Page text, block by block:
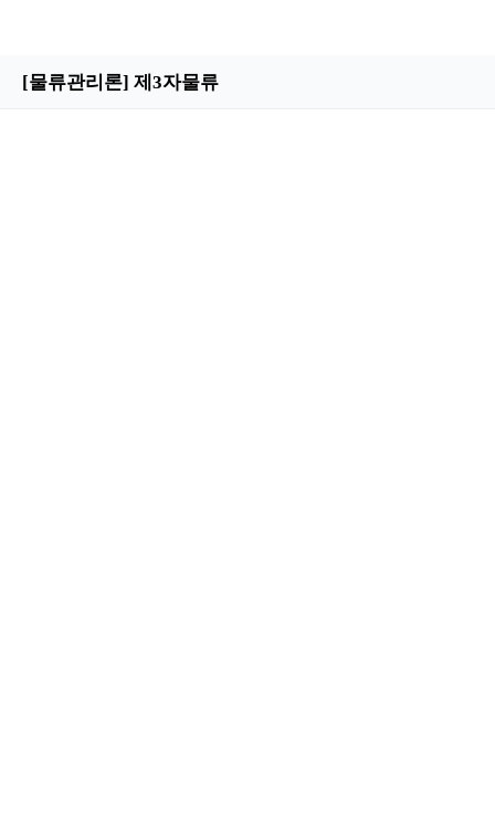
[물류관리론] 제3자물류